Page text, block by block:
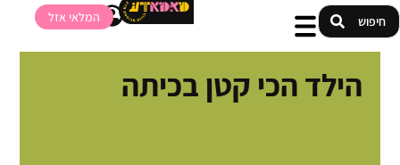
המלאי אזל
הילד הכי קטן בכיתה